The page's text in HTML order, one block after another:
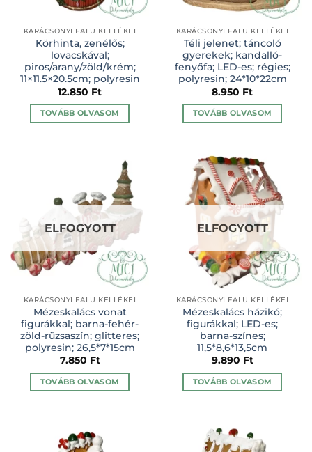
választhatók
választhatók
KARÁCSONYI FALU KELLÉKEI
Körhinta, zenélős;
lovacskával;
piros/arany/zöld/krém;
11×11.5×20.5cm; polyresin
12.850 Ft
TOVÁBB OLVASOM
KARÁCSONYI FALU KELLÉKEI
Téli jelenet; táncoló
gyerekek; kandalló-
fenyőfa; LED-es; régies;
polyresin; 24*10*22cm
8.950 Ft
TOVÁBB OLVASOM
ELFOGYOTT
KARÁCSONYI FALU KELLÉKEI
Mézeskalács vonat
figurákkal; barna-fehér-
zöld-rüzsaszín; glitteres;
polyresin; 26,5*7*15cm
7.850 Ft
TOVÁBB OLVASOM
ELFOGYOTT
KARÁCSONYI FALU KELLÉKEI
Mézeskalács házikó;
figurákkal; LED-es;
barna-színes;
11,5*8,6*13,5cm
9.890 Ft
TOVÁBB OLVASOM